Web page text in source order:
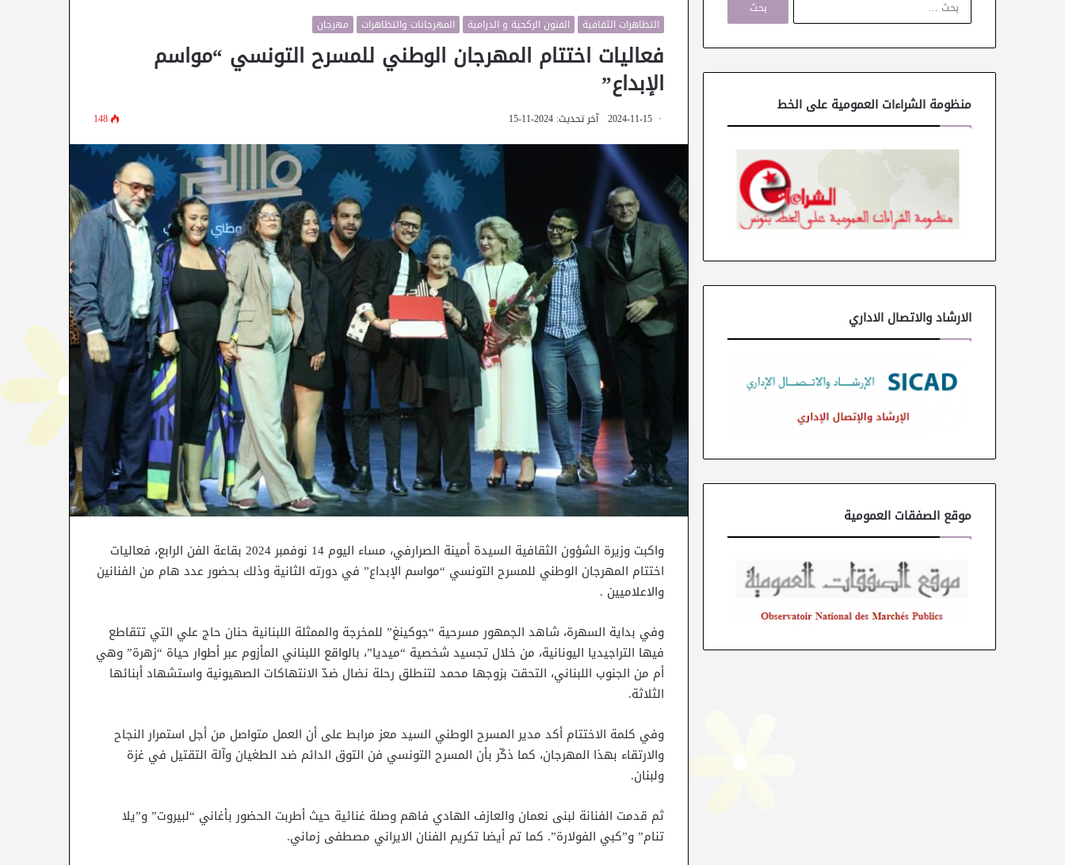
التظاهرات الثقافية الفنون الركحية و الدرامية المهرجانات والتظاهرات مهرجان
فعاليات اختتام المهرجان الوطني للمسرح التونسي “مواسم
الإبداع”
2024-11-15 آخر تحديث: 2024-11-15 148
واكبت وزيرة الشؤون الثقافية السيدة أمينة الصرارفي، مساء اليوم 14 نوفمبر 2024 بقاعة الفن الرابع، فعاليات
اختتام المهرجان الوطني للمسرح التونسي “مواسم الإبداع” في دورته الثانية وذلك بحضور عدد هام من الفنانين
والاعلاميين .
وفي بداية السهرة، شاهد الجمهور مسرحية “جوكينغ” للمخرجة والممثلة اللبنانية حنان حاج علي التي تتقاطع
فيها التراجيديا اليونانية، من خلال تجسيد شخصية “ميديا”، بالواقع اللبناني المأزوم عبر أطوار حياة “زهرة” وهي
أم من الجنوب اللبناني، التحقت بزوجها محمد لتنطلق رحلة نضال ضدّ الانتهاكات الصهيونية واستشهاد أبنائها
الثلاثة.
وفي كلمة الاختتام أكد مدير المسرح الوطني السيد معز مرابط على أن العمل متواصل من أجل استمرار النجاح
والارتقاء بهذا المهرجان، كما ذكّر بأن المسرح التونسي فن التوق الدائم ضد الطغيان وآلة التقتيل في غزة
ولبنان.
ثم قدمت الفنانة لبنى نعمان والعازف الهادي فاهم وصلة غنائية حيث أطربت الحضور بأغاني “لبيروت” و”يلا
تنام” و”كبي الفولارة”. كما تم أيضا تكريم الفنان الايراني مصطفى زماني.
ح
ن
منظومة الشراءات العمومية على الخط
الارشاد والاتصال الاداري
موقع الصفقات العمومية